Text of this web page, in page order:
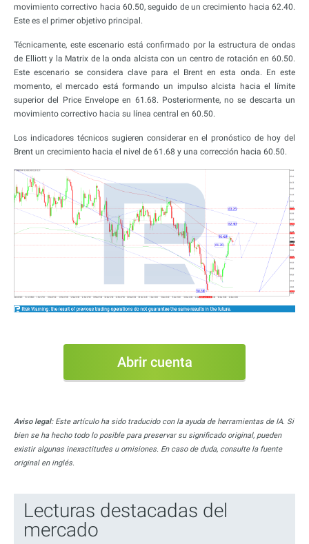
movimiento correctivo hacia 60.50, seguido de un crecimiento hacia 62.40.
Este es el primer objetivo principal.
Técnicamente, este escenario está confirmado por la estructura de ondas
de Elliott y la Matrix de la onda alcista con un centro de rotación en 60.50.
Este escenario se considera clave para el Brent en esta onda. En este
momento, el mercado está formando un impulso alcista hacia el límite
superior del Price Envelope en 61.68. Posteriormente, no se descarta un
movimiento correctivo hacia su línea central en 60.50.
Los indicadores técnicos sugieren considerar en el pronóstico de hoy del
Brent un crecimiento hacia el nivel de 61.68 y una corrección hacia 60.50.
Abrir cuenta
Aviso legal:Este artículo ha sido traducido con la ayuda de herramientas de IA. Si
bien se ha hecho todo lo posible para preservar su significado original, pueden
existir algunas inexactitudes u omisiones. En caso de duda, consulte la fuente
original en inglés.
Lecturas destacadas del
mercado